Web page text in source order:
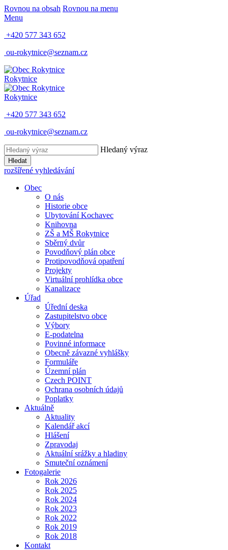
Rovnou na obsah Rovnou na menu
Menu
+420 577 343 652
ou-rokytnice@seznam.cz
Rokytnice
Rokytnice
+420 577 343 652
ou-rokytnice@seznam.cz
Hledaný výraz
Hledat
rozšířené vyhledávání
Obec
O nás
Historie obce
Ubytování Kochavec
Knihovna
ZŠ a MŠ Rokytnice
Sběrný dvůr
Povodňový plán obce
Protipovodňová opatření
Projekty
Virtuální prohlídka obce
Kanalizace
Úřad
Úřední deska
Zastupitelstvo obce
Výbory
E-podatelna
Povinné informace
Obecně závazné vyhlášky
Formuláře
Územní plán
Czech POINT
Ochrana osobních údajů
Poplatky
Aktuálně
Aktuality
Kalendář akcí
Hlášení
Zpravodaj
Aktuální srážky a hladiny
Smuteční oznámení
Fotogalerie
Rok 2026
Rok 2025
Rok 2024
Rok 2023
Rok 2022
Rok 2019
Rok 2018
Kontakt